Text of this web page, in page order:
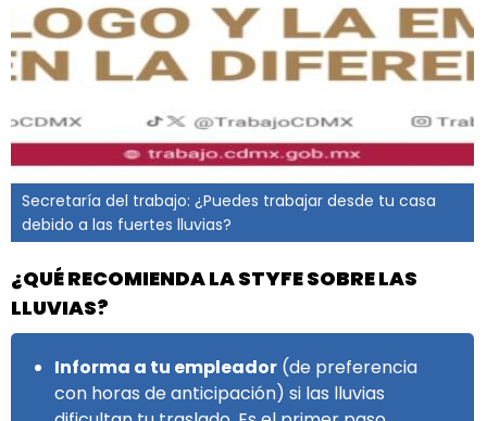
Secretaría del trabajo: ¿Puedes trabajar desde tu casa
debido a las fuertes lluvias?
¿QUÉ RECOMIENDA LA STYFE SOBRE LAS
LLUVIAS?
Informa a tu empleador (de preferencia
con horas de anticipación) si las lluvias